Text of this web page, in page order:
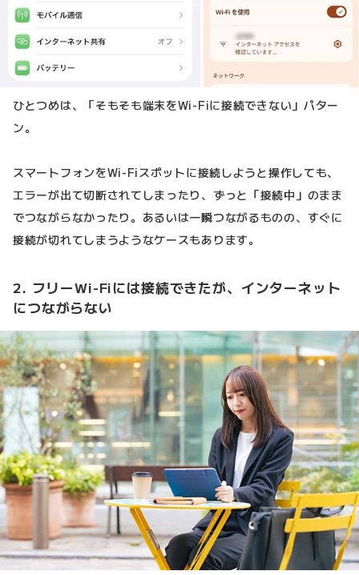
ひとつめは、「そもそも端末をWi-Fiに接続できない」パター
ン。
スマートフォンをWi-Fiスポットに接続しようと操作しても、
エラーが出て切断されてしまったり、ずっと「接続中」のまま
でつながらなかったり。あるいは一瞬つながるものの、すぐに
接続が切れてしまうようなケースもあります。
2. フリーWi-Fiには接続できたが、インターネット
につながらない